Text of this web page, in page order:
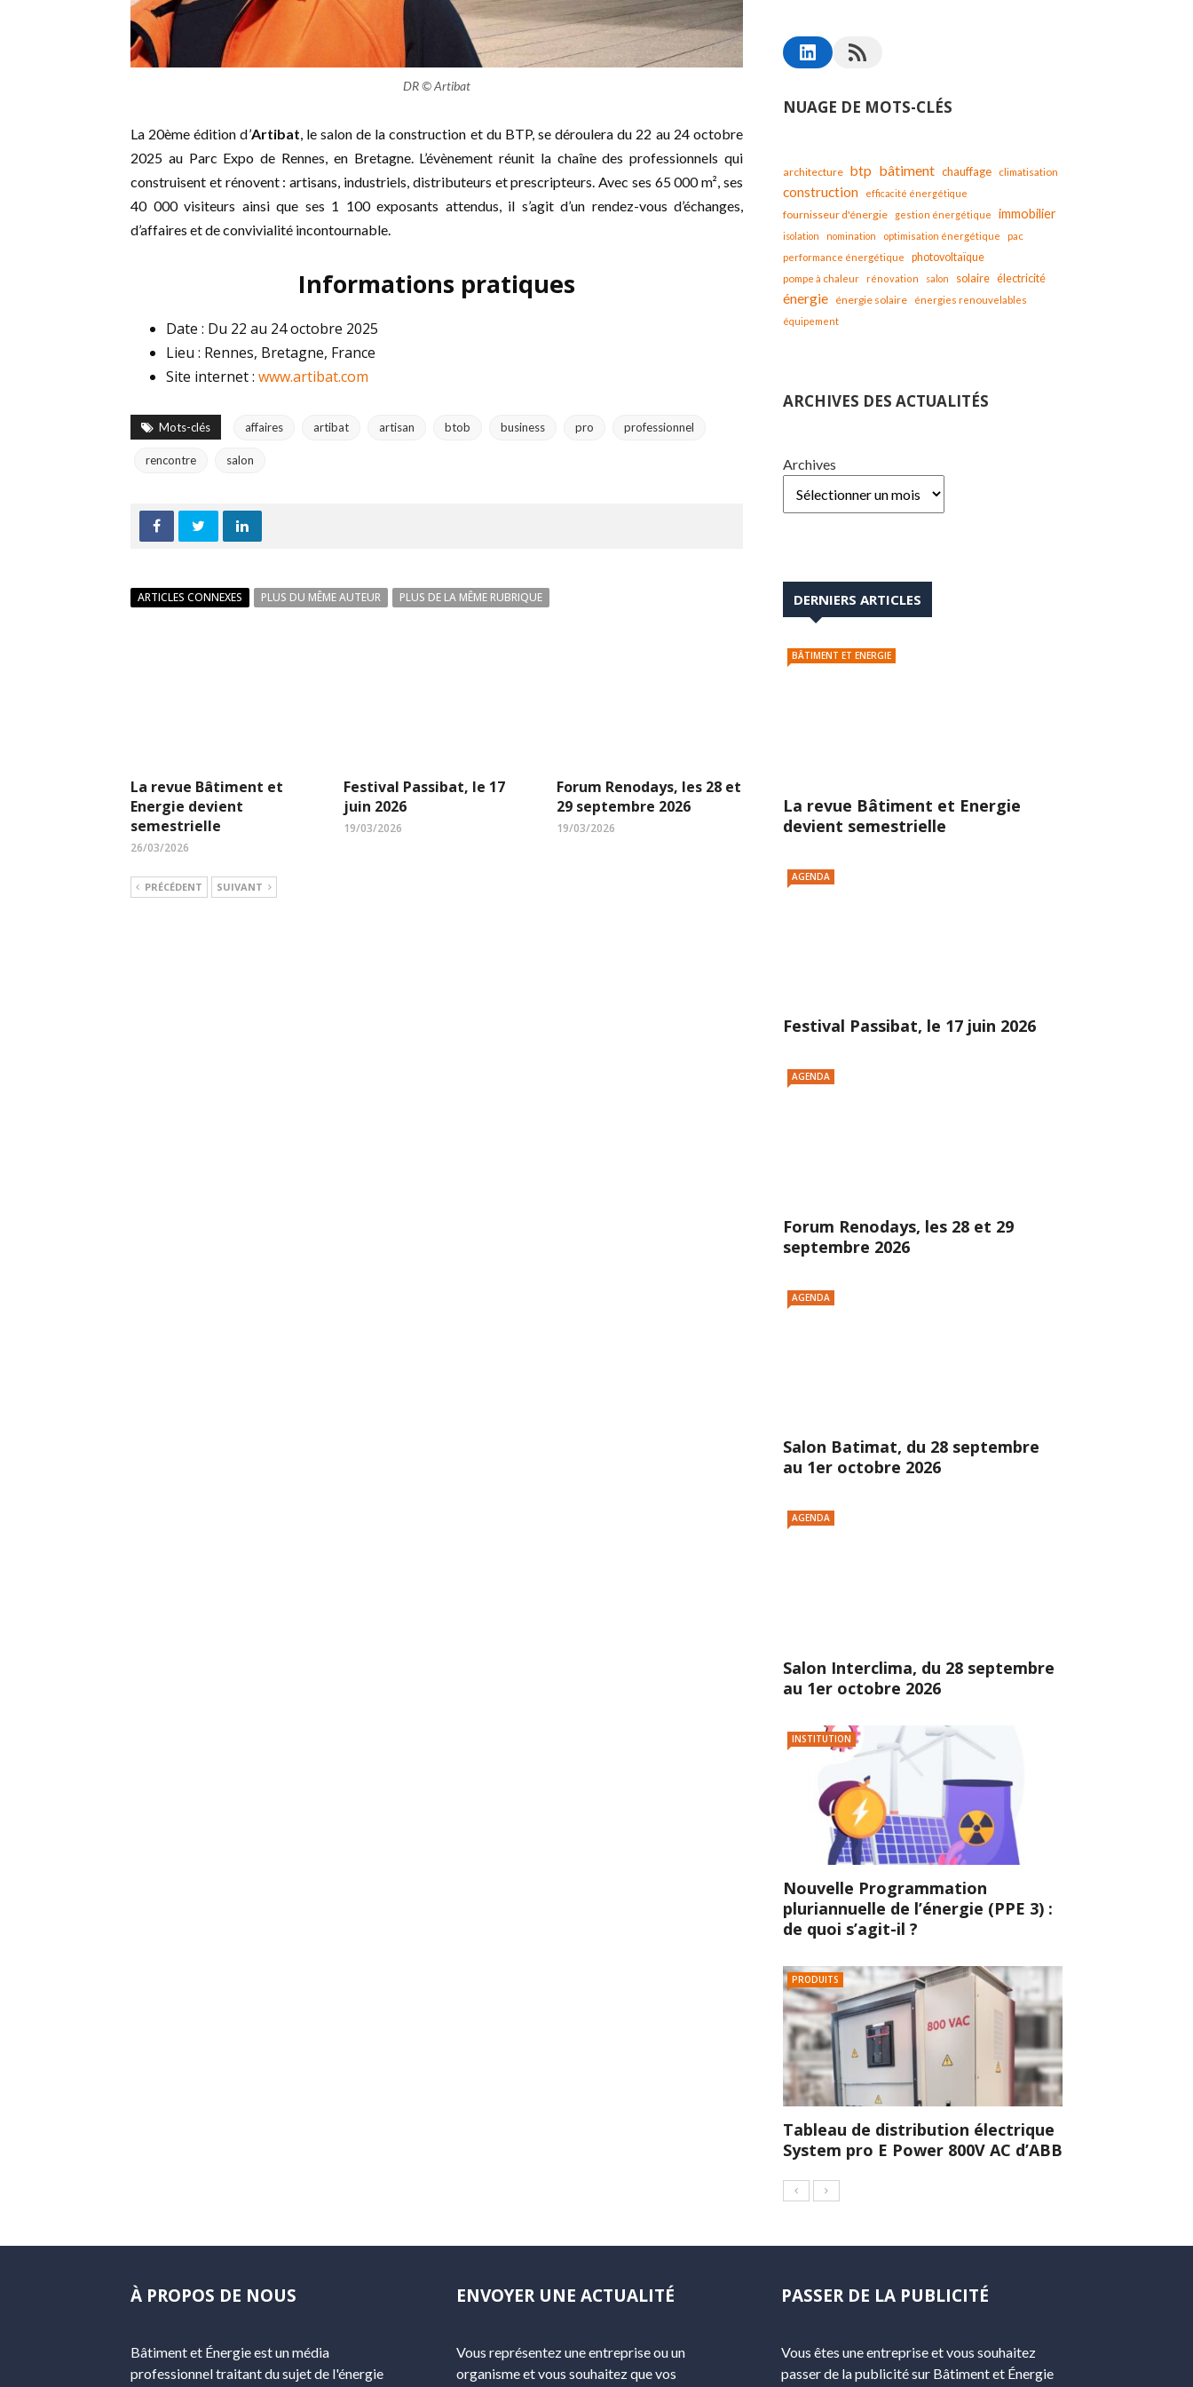
DR © Artibat
La 20ème édition d’Artibat, le salon de la construction et du BTP, se déroulera du 22 au 24 octobre
2025 au Parc Expo de Rennes, en Bretagne. L’évènement réunit la chaîne des professionnels qui
construisent et rénovent : artisans, industriels, distributeurs et prescripteurs. Avec ses 65 000 m², ses
40 000 visiteurs ainsi que ses 1 100 exposants attendus, il s’agit d’un rendez-vous d’échanges,
d’affaires et de convivialité incontournable.
Informations pratiques
Date : Du 22 au 24 octobre 2025
Lieu : Rennes, Bretagne, France
Site internet : www.artibat.com
Mots-clés affaires artibat artisan btob business pro professionnel
rencontre salon
ARTICLES CONNEXES PLUS DU MÊME AUTEUR PLUS DE LA MÊME RUBRIQUE
La revue Bâtiment et
Energie devient
semestrielle
26/03/2026
Festival Passibat, le 17
juin 2026
19/03/2026
Forum Renodays, les 28 et
29 septembre 2026
19/03/2026
PRÉCÉDENT SUIVANT
NUAGE DE MOTS-CLÉS
architecture btp bâtiment chauffage climatisation
construction efficacité énergétique
fournisseur d'énergie gestion énergétique immobilier
isolation nomination optimisation énergétique
pac
performance énergétique
photovoltaïque
pompe à chaleur rénovation salon solaire électricité
énergie énergie solaire
énergies renouvelables
équipement
ARCHIVES DES ACTUALITÉS
Archives
DERNIERS ARTICLES
BÂTIMENT ET ENERGIE
La revue Bâtiment et Energie
devient semestrielle
AGENDA
Festival Passibat, le 17 juin 2026
AGENDA
Forum Renodays, les 28 et 29
septembre 2026
AGENDA
Salon Batimat, du 28 septembre
au 1er octobre 2026
AGENDA
Salon Interclima, du 28 septembre
au 1er octobre 2026
INSTITUTION
Nouvelle Programmation
pluriannuelle de l’énergie (PPE 3) :
de quoi s’agit-il ?
PRODUITS
Tableau de distribution électrique
System pro E Power 800V AC d’ABB
À PROPOS DE NOUS
Bâtiment et Énergie est un média
professionnel traitant du sujet de l'énergie
ENVOYER UNE ACTUALITÉ
Vous représentez une entreprise ou un
organisme et vous souhaitez que vos
PASSER DE LA PUBLICITÉ
Vous êtes une entreprise et vous souhaitez
passer de la publicité sur Bâtiment et Énergie